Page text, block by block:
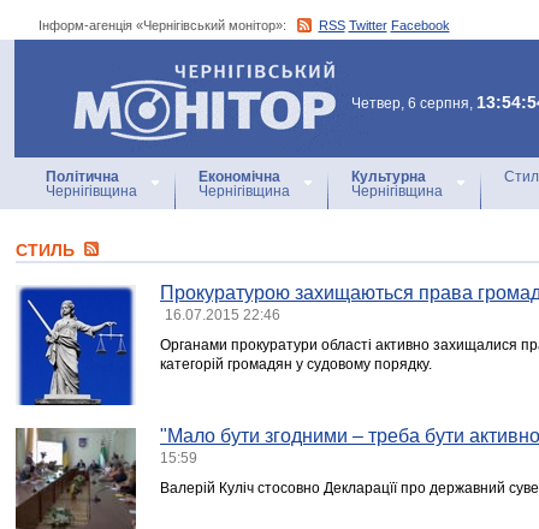
Інформ-агенція «Чернігівський монітор»: RSS Twitter Facebook
Інформ-агенція
«Чернігівський монітор»
Четвер, 6 серпня,
Політична
Чернігівщина
Економічна
Чернігівщина
Культурна
Чернігівщина
СТИЛЬ
Прокуратурою захищаються права
16.07.2015 22:46
Органами прокуратури області активно захищалися
категорій громадян у судовому порядку.
"Мало бути згодними – треба бути
15:59
Валерій Куліч стосовно Декларацїї про державний